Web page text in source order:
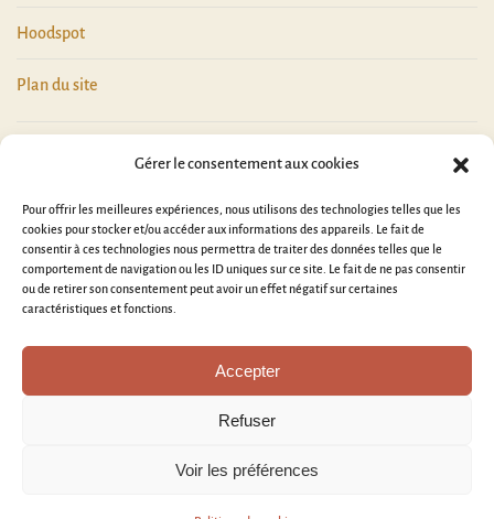
Gérer le consentement aux cookies
Pour offrir les meilleures expériences, nous utilisons des technologies telles que les
cookies pour stocker et/ou accéder aux informations des appareils. Le fait de
consentir à ces technologies nous permettra de traiter des données telles que le
comportement de navigation ou les ID uniques sur ce site. Le fait de ne pas consentir
ou de retirer son consentement peut avoir un effet négatif sur certaines
caractéristiques et fonctions.
Accepter
Refuser
Voir les préférences
Hoodspot
Plan du site